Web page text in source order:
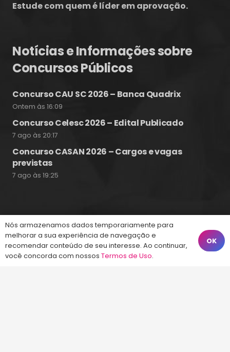
Estude com quem é líder em aprovação.
Notícias e Informações sobre
Concursos Públicos
Concurso CAU SC 2026 – Banca Quadrix
Ontem às 16:09
Concurso Celesc 2026 – Edital Publicado
7 ago às 20:17
Concurso CASAN 2026 – Cargos e vagas
previstas
7 ago às 19:25
Fale Conosco
(48) 99828-9929
Nós armazenamos dados temporariamente para
melhorar a sua experiência de navegação e
recomendar conteúdo de seu interesse. Ao continuar,
você concorda com nossos Termos de Uso.
OK